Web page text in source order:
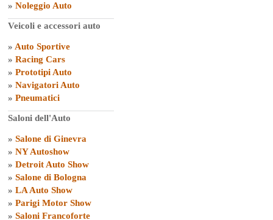
» Noleggio Auto
Veicoli e accessori auto
» Auto Sportive
» Racing Cars
» Prototipi Auto
» Navigatori Auto
» Pneumatici
Saloni dell'Auto
» Salone di Ginevra
» NY Autoshow
» Detroit Auto Show
» Salone di Bologna
» LA Auto Show
» Parigi Motor Show
» Saloni Francoforte